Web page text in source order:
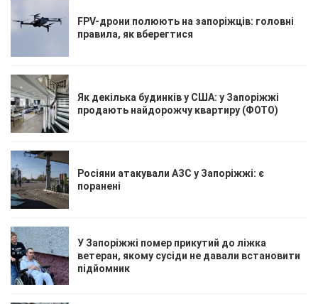
FPV-дрони полюють на запоріжців: головні
правила, як вберегтися
Як декілька будинків у США: у Запоріжжі
продають найдорожчу квартиру (ФОТО)
Росіяни атакували АЗС у Запоріжжі: є
поранені
У Запоріжжі помер прикутий до ліжка
ветеран, якому сусіди не давали встановити
підйомник